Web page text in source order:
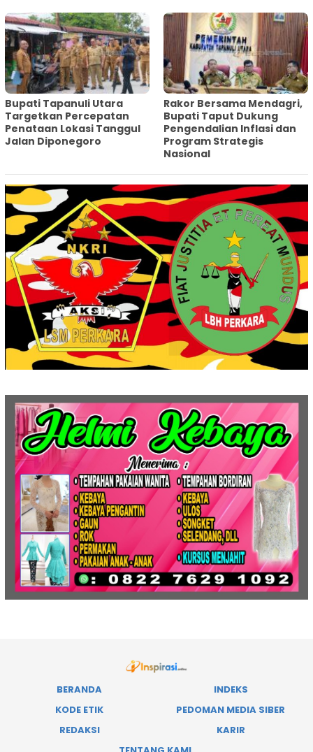
‎Bupati Tapanuli Utara
Targetkan Percepatan
Penataan Lokasi Tanggul
Jalan Diponegoro
Rakor Bersama Mendagri,
Bupati Taput Dukung
Pengendalian Inflasi dan
Program Strategis
Nasional‎
BERANDA
INDEKS
KODE ETIK
PEDOMAN MEDIA SIBER
REDAKSI
KARIR